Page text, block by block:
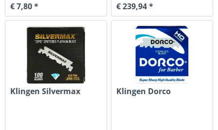
€ 7,80 * € 239,94 *
Klingen Silvermax Klingen Dorco